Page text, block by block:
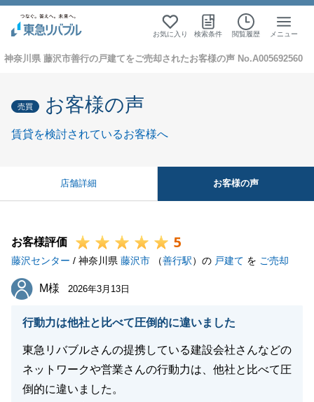
お気に入り 検索条件 閲覧履歴 メニュー
神奈川県 藤沢市善行の戸建てをご売却されたお客様の声 No.A005692560
売買 お客様の声
賃貸を検討されているお客様へ
店舗詳細 お客様の声
お客様評価 5
藤沢センター / 神奈川県 藤沢市 （善行駅）の 戸建て を ご売却
M様
M様 2026年3月13日
行動力は他社と比べて圧倒的に違いました
東急リバブルさんの提携している建設会社さんなどの
ネットワークや営業さんの行動力は、他社と比べて圧
倒的に違いました。